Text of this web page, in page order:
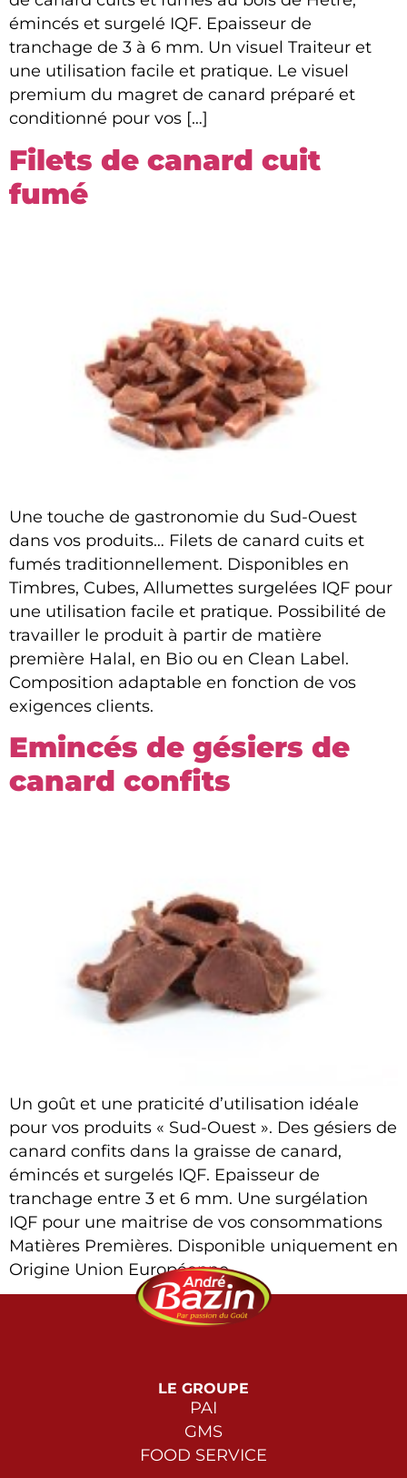
émincés et surgelé IQF. Epaisseur de
tranchage de 3 à 6 mm. Un visuel Traiteur et
une utilisation facile et pratique. Le visuel
premium du magret de canard préparé et
conditionné pour vos […]
Filets de canard cuit
fumé
Une touche de gastronomie du Sud-Ouest
dans vos produits… Filets de canard cuits et
fumés traditionnellement. Disponibles en
Timbres, Cubes, Allumettes surgelées IQF pour
une utilisation facile et pratique. Possibilité de
travailler le produit à partir de matière
première Halal, en Bio ou en Clean Label.
Composition adaptable en fonction de vos
exigences clients.
Emincés de gésiers de
canard confits
Un goût et une praticité d’utilisation idéale
pour vos produits « Sud-Ouest ». Des gésiers de
canard confits dans la graisse de canard,
émincés et surgelés IQF. Epaisseur de
tranchage entre 3 et 6 mm. Une surgélation
IQF pour une maitrise de vos consommations
Matières Premières. Disponible uniquement en
Origine Union Européenne.
LE GROUPE
PAI
GMS
FOOD SERVICE